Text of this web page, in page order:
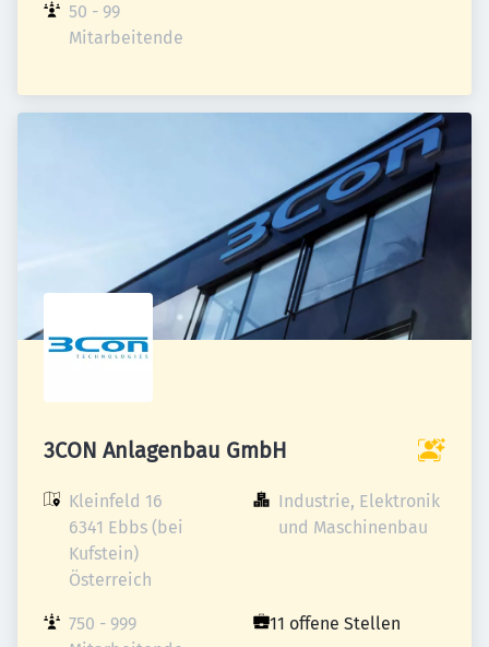
50 - 99
Mitarbeitende
3CON Anlagenbau GmbH
Kleinfeld 16
6341 Ebbs (bei
Kufstein)
Österreich
Industrie, Elektronik
und Maschinenbau
750 - 999
11 offene Stellen